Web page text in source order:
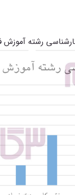
رشته